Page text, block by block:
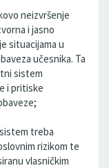
neizvršenje
i jasno
situacijama u
učesnika. Ta
sistem
i pritiske
treba
rizikom te
vlasničkim